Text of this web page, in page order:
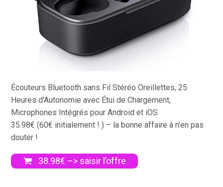
Écouteurs Bluetooth sans Fil Stéréo Oreillettes, 25
Heures d’Autonomie avec Étui de Chargement,
Microphones Intégrés pour Android et iOS
35.98€ (60€ initialement ! ) – la bonne affaire à n’en pas
douter !
38.98€ –> saisir l’offre